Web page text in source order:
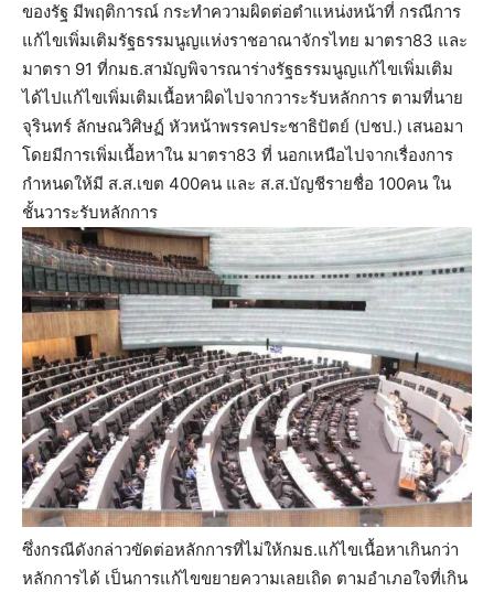
ของรัฐ มีพฤติการณ์ กระทำความผิดต่อตำแหน่งหน้าที่ กรณีการ
แก้ไขเพิ่มเติมรัฐธรรมนูญแห่งราชอาณาจักรไทย มาตรา83 และ
มาตรา 91 ที่กมธ.สามัญพิจารณาร่างรัฐธรรมนูญแก้ไขเพิ่มเติม
ได้ไปแก้ไขเพิ่มเติมเนื้อหาผิดไปจากวาระรับหลักการ ตามที่นาย
จุรินทร์ ลักษณวิศิษฏ์ หัวหน้าพรรคประชาธิปัตย์ (ปชป.) เสนอมา
โดยมีการเพิ่มเนื้อหาใน มาตรา83 ที่ นอกเหนือไปจากเรื่องการ
กำหนดให้มี ส.ส.เขต 400คน และ ส.ส.บัญชีรายชื่อ 100คน ใน
ชั้นวาระรับหลักการ
ซึ่งกรณีดังกล่าวขัดต่อหลักการที่ไม่ให้กมธ.แก้ไขเนื้อหาเกินกว่า
หลักการได้ เป็นการแก้ไขขยายความเลยเถิด ตามอำเภอใจที่เกิน